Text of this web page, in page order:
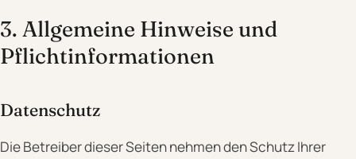
3. Allgemeine Hinweise und
Pflicht­informationen
Datenschutz
Die Betreiber dieser Seiten nehmen den Schutz Ihrer